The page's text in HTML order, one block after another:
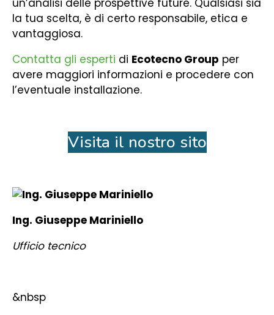
un’analisi delle prospettive future. Qualsiasi sia
la tua scelta, è di certo responsabile, etica e
vantaggiosa.
Contatta gli esperti di Ecotecno Group per
avere maggiori informazioni e procedere con
l’eventuale installazione.
Visita il nostro sito
Ing. Giuseppe Mariniello
Ufficio tecnico
&nbsp